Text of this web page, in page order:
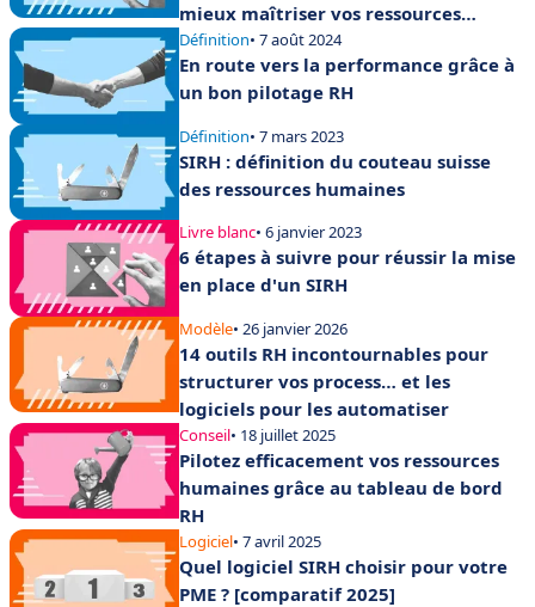
mieux maîtriser vos ressources
humaines
Définition• 7 août 2024
En route vers la performance grâce à
un bon pilotage RH
Définition• 7 mars 2023
SIRH : définition du couteau suisse
des ressources humaines
Livre blanc• 6 janvier 2023
6 étapes à suivre pour réussir la mise
en place d'un SIRH
Modèle• 26 janvier 2026
14 outils RH incontournables pour
structurer vos process… et les
logiciels pour les automatiser
Conseil• 18 juillet 2025
Pilotez efficacement vos ressources
humaines grâce au tableau de bord
RH
Logiciel• 7 avril 2025
Quel logiciel SIRH choisir pour votre
PME ? [comparatif 2025]